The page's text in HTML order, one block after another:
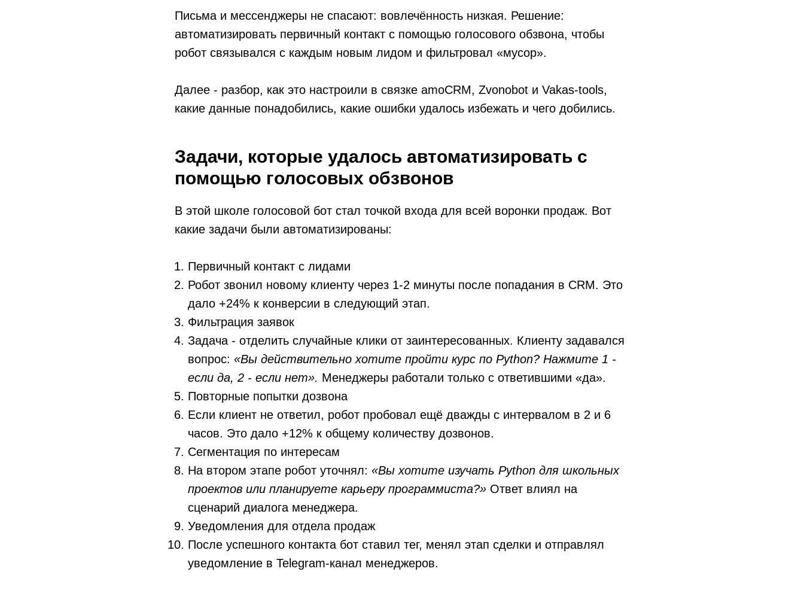
Письма и мессенджеры не спасают: вовлечённость низкая. Решение:
автоматизировать первичный контакт с помощью голосового обзвона, чтобы
робот связывался с каждым новым лидом и фильтровал «мусор».
Далее - разбор, как это настроили в связке amoCRM, Zvonobot и Vakas-tools,
какие данные понадобились, какие ошибки удалось избежать и чего добились.
Задачи, которые удалось автоматизировать с
помощью голосовых обзвонов
В этой школе голосовой бот стал точкой входа для всей воронки продаж. Вот
какие задачи были автоматизированы:
Первичный контакт с лидами
Робот звонил новому клиенту через 1-2 минуты после попадания в CRM. Это
дало +24% к конверсии в следующий этап.
Фильтрация заявок
Задача - отделить случайные клики от заинтересованных. Клиенту задавался
вопрос: «Вы действительно хотите пройти курс по Python? Нажмите 1 -
если да, 2 - если нет». Менеджеры работали только с ответившими «да».
Повторные попытки дозвона
Если клиент не ответил, робот пробовал ещё дважды с интервалом в 2 и 6
часов. Это дало +12% к общему количеству дозвонов.
Сегментация по интересам
На втором этапе робот уточнял: «Вы хотите изучать Python для школьных
проектов или планируете карьеру программиста?» Ответ влиял на
сценарий диалога менеджера.
Уведомления для отдела продаж
После успешного контакта бот ставил тег, менял этап сделки и отправлял
уведомление в Telegram-канал менеджеров.